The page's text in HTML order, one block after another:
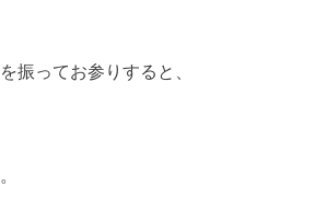
振ってお参りすると、